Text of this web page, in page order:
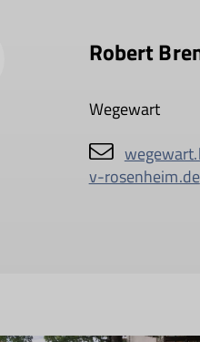
Robert
Wegewart
v-rosenheim.de